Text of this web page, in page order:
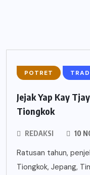
POTRET
Jejak Yap Kay
Tiongkok
REDAKSI 10
Ratusan tahun,
Tiongkok, Jepang,